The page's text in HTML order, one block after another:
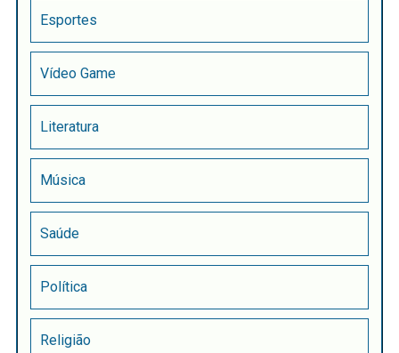
Esportes
Vídeo Game
Literatura
Música
Saúde
Política
Religião